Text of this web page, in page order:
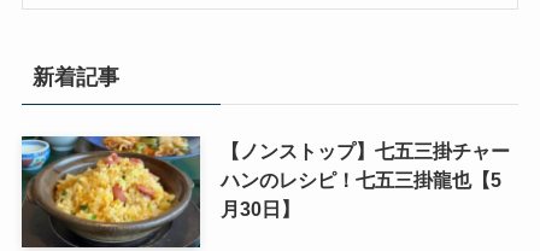
新着記事
【ノンストップ】七五三掛チャー
ハンのレシピ！七五三掛龍也【5
月30日】